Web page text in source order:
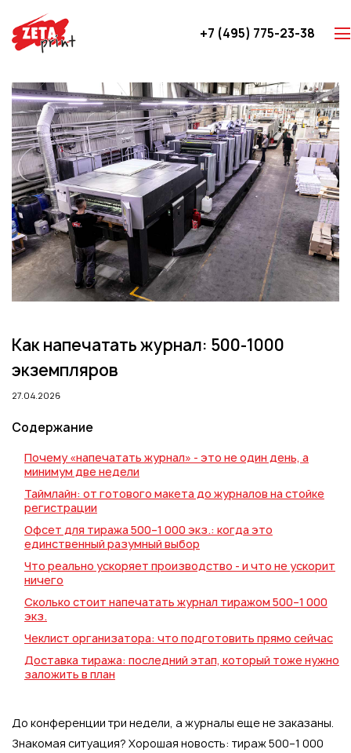
Брошюры
Буклеты
Игральные карты
Каталоги
Листовки
Книги
Папки
Календари
Упаковка
Пакеты
Полиграфия к выборам 2026
+7 (495) 775-23-38
Как напечатать журнал: 500-1000
экземпляров
27.04.2026
Содержание
Почему «напечатать журнал» - это не один день, а
минимум две недели
Таймлайн: от готового макета до журналов на стойке
регистрации
Офсет для тиража 500–1 000 экз.: когда это
единственный разумный выбор
Что реально ускоряет производство - и что не ускорит
ничего
Сколько стоит напечатать журнал тиражом 500–1 000
экз.
Чеклист организатора: что подготовить прямо сейчас
Доставка тиража: последний этап, который тоже нужно
заложить в план
До конференции три недели, а журналы еще не заказаны.
Знакомая ситуация? Хорошая новость: тираж 500–1 000